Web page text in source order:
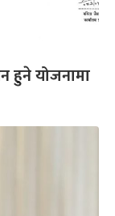
हुने योजनामा